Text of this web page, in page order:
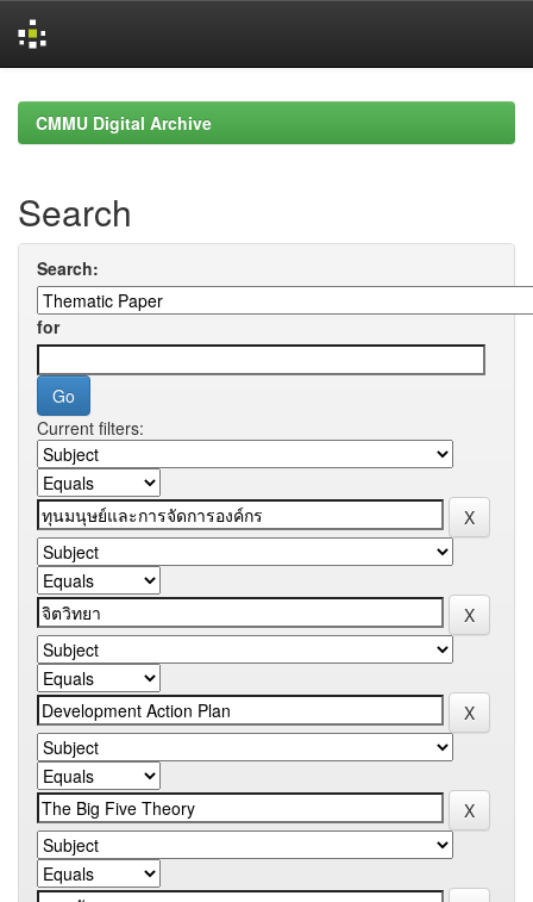
navigationCMMU Digital Archive
Search
Search:
for
Current filters: